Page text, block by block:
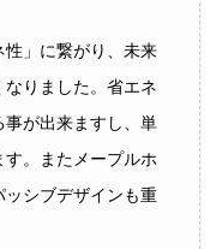
」に繋がり、未来
りました。省エネ
が出来ますし、単
。またメープルホ
ッシブデザインも重